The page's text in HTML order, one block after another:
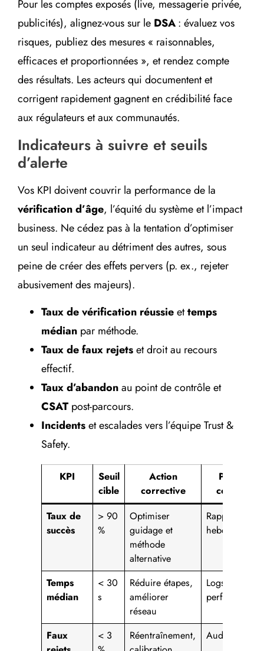
Pour les comptes exposés (live, messagerie privée,
publicités), alignez-vous sur le DSA: évaluez vos
risques, publiez des mesures « raisonnables,
efficaces et proportionnées », et rendez compte
des résultats. Les acteurs qui documentent et
corrigent rapidement gagnent en crédibilité face
aux régulateurs et aux communautés.
Indicateurs à suivre et seuils
d’alerte
Vos KPI doivent couvrir la performance de la
vérification d’âge, l’équité du système et l’impact
business. Ne cédez pas à la tentation d’optimiser
un seul indicateur au détriment des autres, sous
peine de créer des effets pervers (p. ex., rejeter
abusivement des majeurs).
Taux de vérification réussieettemps
médian par méthode.
Taux de faux rejetset droit au recours
effectif.
Taux d’abandonau point de contrôle et
CSAT post-parcours.
Incidentset escalades vers l’équipe Trust &
Safety.
KPI
Seuil
cible
Action
corrective
Preuve à
conserver
Taux de
succès
> 90
%
Optimiser
guidage et
méthode
alternative
Rapports
Temps
médian
< 30
s
Réduire étapes,
améliorer
réseau
Logs de
performance
Faux
< 3
Réentraînement,
Audit modèle